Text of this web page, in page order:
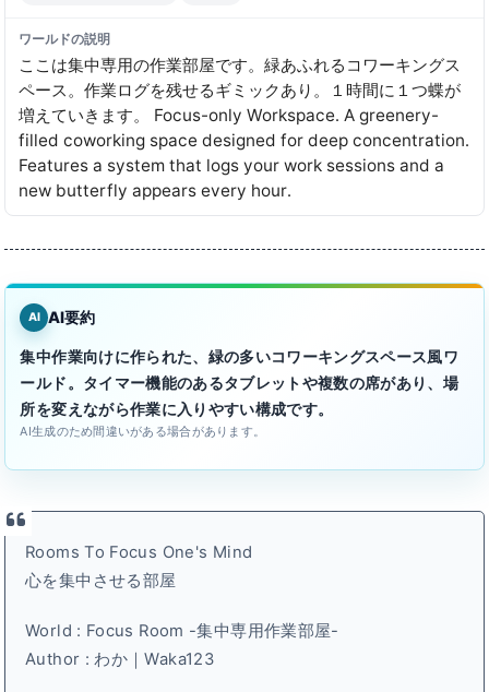
ワールドの説明
ここは集中専用の作業部屋です。緑あふれるコワーキングス
ペース。作業ログを残せるギミックあり。１時間に１つ蝶が
増えていきます。 Focus-only Workspace․ A greenery-
filled coworking space designed for deep concentration․
Features a system that logs your work sessions and a
new butterfly appears every hour․
AI AI要約
集中作業向けに作られた、緑の多いコワーキングスペース風ワ
ールド。タイマー機能のあるタブレットや複数の席があり、場
所を変えながら作業に入りやすい構成です。
AI生成のため間違いがある場合があります。
Rooms To Focus One's Mind
心を集中させる部屋
World : Focus Room -集中専用作業部屋-
Author : わか｜Waka123